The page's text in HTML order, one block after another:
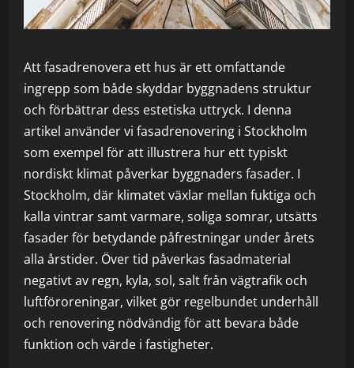
Att fasadrenovera ett hus är ett omfattande
ingrepp som både skyddar byggnadens struktur
och förbättrar dess estetiska uttryck. I denna
artikel använder vi fasadrenovering i Stockholm
som exempel för att illustrera hur ett typiskt
nordiskt klimat påverkar byggnaders fasader. I
Stockholm, där klimatet växlar mellan fuktiga och
kalla vintrar samt varmare, soliga somrar, utsätts
fasader för betydande påfrestningar under årets
alla årstider. Över tid påverkas fasadmaterial
negativt av regn, kyla, sol, salt från vägtrafik och
luftföroreningar, vilket gör regelbundet underhåll
och renovering nödvändig för att bevara både
funktion och värde i fastigheter.